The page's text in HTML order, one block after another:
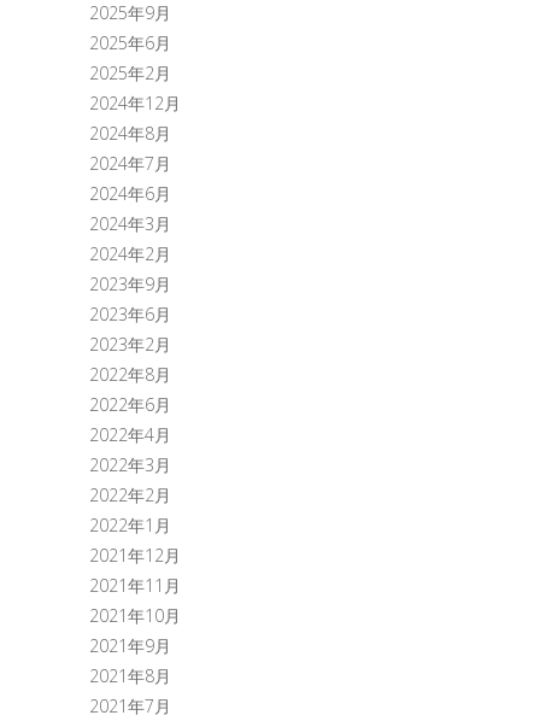
2025年9月
2025年6月
2025年2月
2024年12月
2024年8月
2024年7月
2024年6月
2024年3月
2024年2月
2023年9月
2023年6月
2023年2月
2022年8月
2022年6月
2022年4月
2022年3月
2022年2月
2022年1月
2021年12月
2021年11月
2021年10月
2021年9月
2021年8月
2021年7月